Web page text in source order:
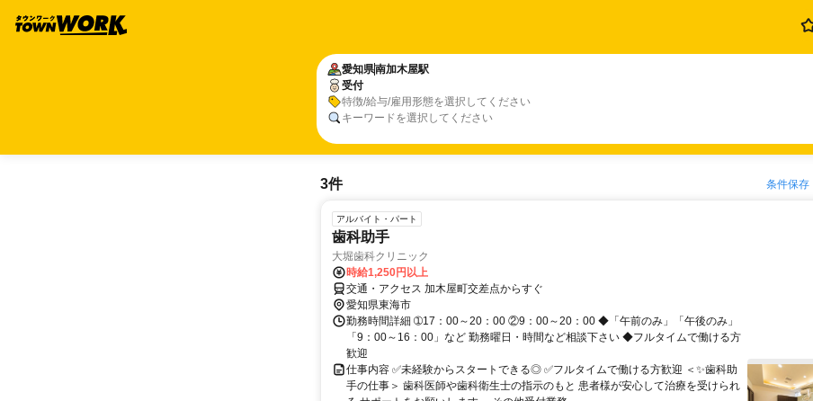
愛知県南加木屋駅
受付
特徴/給与/雇用形態を選択してください
キーワードを選択してください
3件 条件保存
アルバイト・パート
歯科助手
大堀歯科クリニック
時給1,250円以上
交通・アクセス 加木屋町交差点からすぐ
愛知県東海市
勤務時間詳細 ➀17：00～20：00 ②9：00～20：00 ◆「午前のみ」「午後のみ」
「9：00～16：00」など 勤務曜日・時間など相談下さい ◆フルタイムで働ける方
歓迎
仕事内容 ✅未経験からスタートできる◎ ✅フルタイムで働ける方歓迎 ＜✨歯科助
手の仕事＞ 歯科医師や歯科衛生士の指示のもと 患者様が安心して治療を受けられ